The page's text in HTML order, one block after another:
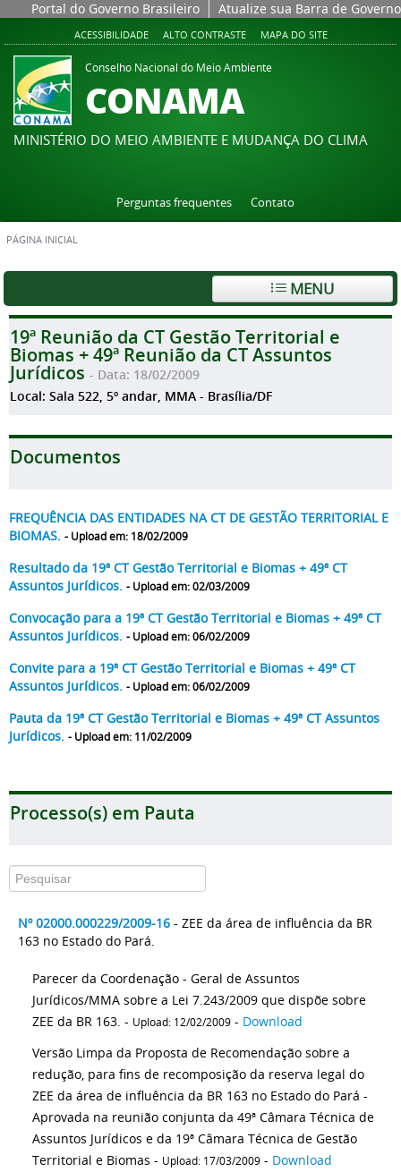
Portal do Governo Brasileiro Atualize sua Barra de Governo
ACESSIBILIDADE ALTO CONTRASTE MAPA DO SITE
Conselho Nacional do Meio Ambiente
CONAMA
MINISTÉRIO DO MEIO AMBIENTE E MUDANÇA DO CLIMA
Perguntas frequentes Contato
PÁGINA INICIAL
MENU
19ª Reunião da CT Gestão Territorial e
Biomas + 49ª Reunião da CT Assuntos
Jurídicos - Data: 18/02/2009
Local: Sala 522, 5º andar, MMA - Brasília/DF
Documentos
FREQUÊNCIA DAS ENTIDADES NA CT DE GESTÃO TERRITORIAL E
BIOMAS. - Upload em: 18/02/2009
Resultado da 19ª CT Gestão Territorial e Biomas + 49ª CT
Assuntos Jurídicos. - Upload em: 02/03/2009
Convocação para a 19ª CT Gestão Territorial e Biomas + 49ª CT
Assuntos Jurídicos. - Upload em: 06/02/2009
Convite para a 19ª CT Gestão Territorial e Biomas + 49ª CT
Assuntos Jurídicos. - Upload em: 06/02/2009
Pauta da 19ª CT Gestão Territorial e Biomas + 49ª CT Assuntos
Jurídicos. - Upload em: 11/02/2009
Processo(s) em Pauta
Nº 02000.000229/2009-16 - ZEE da área de influência da BR
163 no Estado do Pará.
Parecer da Coordenação - Geral de Assuntos
Jurídicos/MMA sobre a Lei 7.243/2009 que dispõe sobre
ZEE da BR 163. - Upload: 12/02/2009 - Download
Versão Limpa da Proposta de Recomendação sobre a
redução, para fins de recomposição da reserva legal do
ZEE da área de influência da BR 163 no Estado do Pará -
Aprovada na reunião conjunta da 49ª Câmara Técnica de
Assuntos Jurídicos e da 19ª Câmara Técnica de Gestão
Territorial e Biomas - Upload: 17/03/2009 - Download